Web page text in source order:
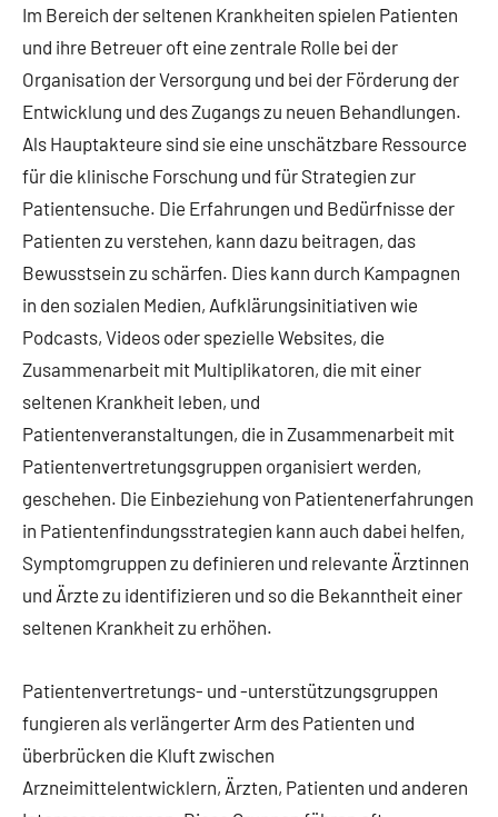
Im Bereich der seltenen Krankheiten spielen Patienten
und ihre Betreuer oft eine zentrale Rolle bei der
Organisation der Versorgung und bei der Förderung der
Entwicklung und des Zugangs zu neuen Behandlungen.
Als Hauptakteure sind sie eine unschätzbare Ressource
für die klinische Forschung und für Strategien zur
Patientensuche. Die Erfahrungen und Bedürfnisse der
Patienten zu verstehen, kann dazu beitragen, das
Bewusstsein zu schärfen. Dies kann durch Kampagnen
in den sozialen Medien, Aufklärungsinitiativen wie
Podcasts, Videos oder spezielle Websites, die
Zusammenarbeit mit Multiplikatoren, die mit einer
seltenen Krankheit leben, und
Patientenveranstaltungen, die in Zusammenarbeit mit
Patientenvertretungsgruppen organisiert werden,
geschehen. Die Einbeziehung von Patientenerfahrungen
in Patientenfindungsstrategien kann auch dabei helfen,
Symptomgruppen zu definieren und relevante Ärztinnen
und Ärzte zu identifizieren und so die Bekanntheit einer
seltenen Krankheit zu erhöhen.
Patientenvertretungs- und -unterstützungsgruppen
fungieren als verlängerter Arm des Patienten und
überbrücken die Kluft zwischen
Arzneimittelentwicklern, Ärzten, Patienten und anderen